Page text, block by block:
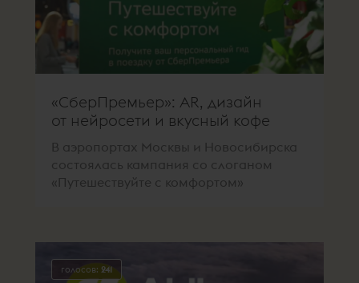
«СберПремьер»: AR, дизайн
от нейросети и вкусный кофе
В аэропортах Москвы и Новосибирска
состоялась кампания со слоганом
«Путешествуйте с комфортом»
голосов: 241